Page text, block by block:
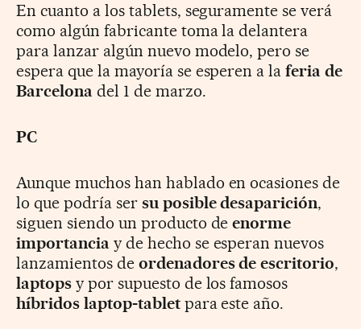
En cuanto a los tablets, seguramente se verá
como algún fabricante toma la delantera
para lanzar algún nuevo modelo, pero se
espera que la mayoría se esperen a laferia de
Barcelona del 1 de marzo.
PC
Aunque muchos han hablado en ocasiones de
lo que podría ser su posible desaparición,
siguen siendo un producto deenorme
importancia y de hecho se esperan nuevos
lanzamientos de ordenadores de escritorio,
laptopsy por supuesto de los famosos
híbridos laptop-tabletpara este año.